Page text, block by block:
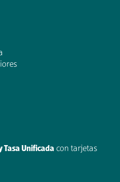
Tasa Unificada con tarjetas